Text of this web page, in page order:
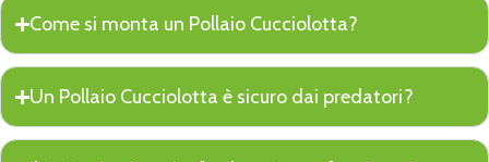
Come si monta un Pollaio Cucciolotta?
Un Pollaio Cucciolotta è sicuro dai predatori?